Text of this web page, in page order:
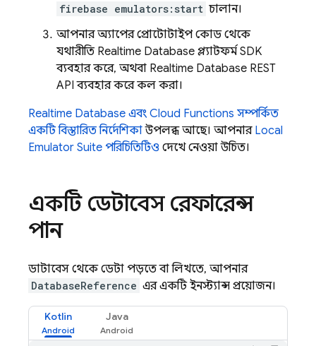
firebase emulators:start চালান।
আপনার অ্যাপের প্রোটোটাইপ কোড থেকে
যথারীতি Realtime Database প্ল্যাটফর্ম SDK
ব্যবহার করে, অথবা Realtime Database REST
API ব্যবহার করে কল করা।
Realtime Database এবং Cloud Functions সম্পর্কিত
একটি বিস্তারিত নির্দেশিকাউপলব্ধ আছে। আপনার Local
Emulator Suite পরিচিতিটিও দেখে নেওয়া উচিত।
একটি ডেটাবেস রেফারেন্স
পান
ডাটাবেস থেকে ডেটা পড়তে বা লিখতে, আপনার
DatabaseReference এর একটি ইনস্ট্যান্স প্রয়োজন।
Kotlin Java